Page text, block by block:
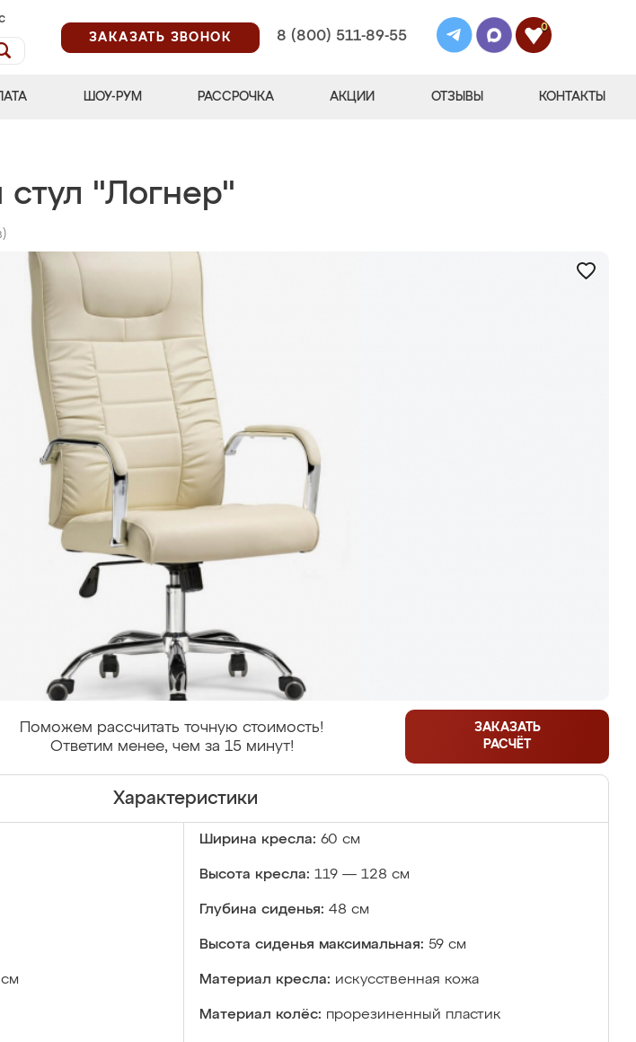
ЗАКАЗАТЬ ЗВОНОК
8 (800) 511-89-55
0
ШОУ-РУМ РАССРОЧКА АКЦИИ ОТЗЫВЫ КОНТАКТЫ
"Логнер"
Поможем рассчитать точную стоимость!
Ответим менее, чем за 15 минут!
ЗАКАЗАТЬ
РАСЧЁТ
Характеристики
Ширина кресла: 60 см
Высота кресла: 119 — 128 см
Глубина сиденья: 48 см
Высота сиденья максимальная: 59 см
Материал кресла: искусственная кожа
Материал колёс: прорезиненный пластик